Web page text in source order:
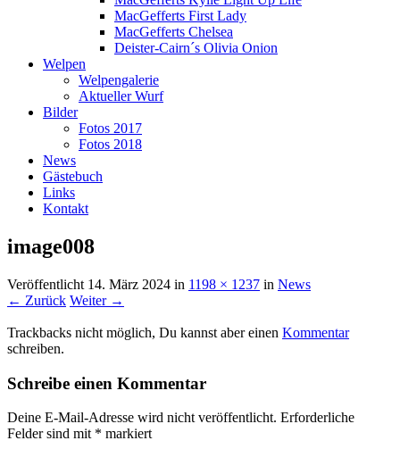
MacGefferts First Lady
MacGefferts Chelsea
Deister-Cairn´s Olivia Onion
Welpen
Welpengalerie
Aktueller Wurf
Bilder
Fotos 2017
Fotos 2018
News
Gästebuch
Links
Kontakt
image008
Veröffentlicht 14. März 2024 in 1198 × 1237 in News
← Zurück Weiter →
Trackbacks nicht möglich, Du kannst aber einen Kommentar
schreiben.
Schreibe einen Kommentar
Deine E-Mail-Adresse wird nicht veröffentlicht. Erforderliche
Felder sind mit * markiert